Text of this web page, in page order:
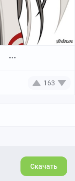
163
Скачать